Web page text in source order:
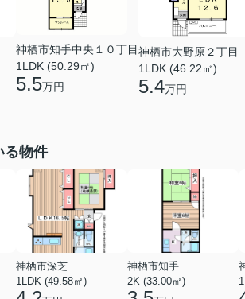
神栖市知手中央１０丁目
1LDK (50.29㎡)
5.5万円
神栖市大野原２丁目
1LDK (46.22㎡)
5.4万円
る物件
神栖市深芝
1LDK (49.58㎡)
神栖市知手
2K (33.00㎡)